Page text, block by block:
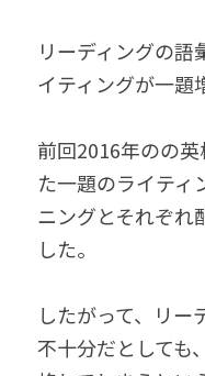
リーディングの語
イティングが一題
前回2016年のの
た一題のライティ
ニングとそれぞれ
した。
したがって、リ
不十分だとしても